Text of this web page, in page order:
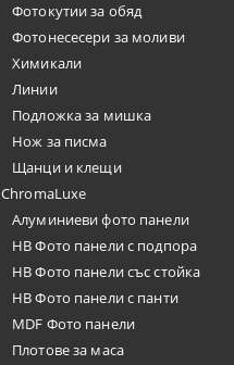
Фотокутии за обяд
Фотонесесери за моливи
Химикали
Линии
Подложка за мишка
Нож за писма
Щанци и клещи
ChromaLuxe
Алуминиеви фото панели
HB Фото панели с подпора
HB Фото панели със стойка
HB Фото панели с панти
MDF Фото панели
Плотове за маса